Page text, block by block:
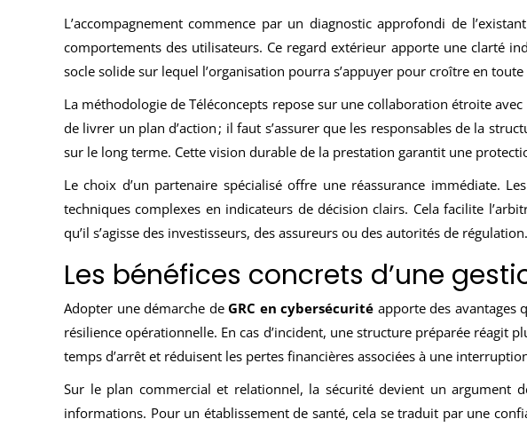
L’accompagnement commence par un diagnostic approfondi de
comportements des utilisateurs. Ce regard extérieur apporte une clarté
socle solide sur lequel l’organisation pourra s’appuyer pour croître en toute
La méthodologie de Téléconcepts repose sur une collaboration étroite
de livrer un plan d’action ; il faut s’assurer que les responsables de la
sur le long terme. Cette vision durable de la prestation garantit une
Le choix d’un partenaire spécialisé offre une réassurance immédiate.
techniques complexes en indicateurs de décision clairs. Cela facilite
qu’il s’agisse des investisseurs, des assureurs ou des autorités de régulation.
Les bénéfices concrets d’une
Adopter une démarche deGRC en cybersécurité apporte des avantages
résilience opérationnelle. En cas d’incident, une structure préparée réagit
temps d’arrêt et réduisent les pertes financières associées à une
Sur le plan commercial et relationnel, la sécurité devient un argument
informations. Pour un établissement de santé, cela se traduit par une